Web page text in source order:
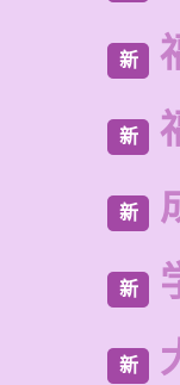
新
新
新
新
新